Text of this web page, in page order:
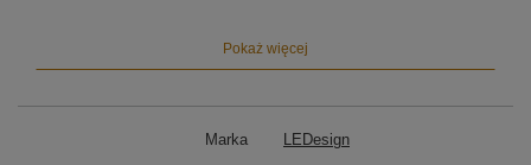
ich wzajemne rozmieszczenie można dowolnie regulować,
tworząc unikalną kompozycję dopasowaną do charakteru
sprawdza się w wysokich i otwartych przestrzeniach – nad
Pokaż więcej
Marka LEDesign